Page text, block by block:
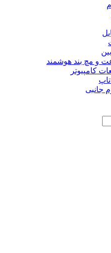
و مچ بند هوشمند
کامپیوتر
جانبی